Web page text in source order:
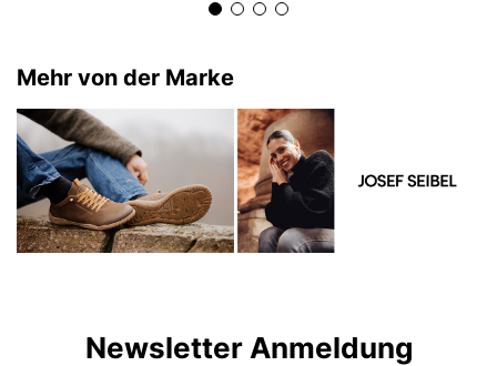
Mehr von der Marke
Newsletter Anmeldung